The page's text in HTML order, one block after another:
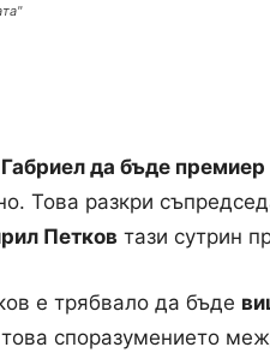
да бъде премиер
Това разкри
Петков тази сутрин
е трябвало да бъде
споразумението